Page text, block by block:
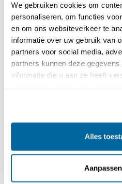
We gebruiken cookies om
personaliseren, om functies
en om ons websiteverkeer te
informatie over uw gebruik van
partners voor social media,
partners kunnen deze
informatie die u aan ze heeft
Alles
Aanpassen
Voornaam
Tussenv.
Achternaam